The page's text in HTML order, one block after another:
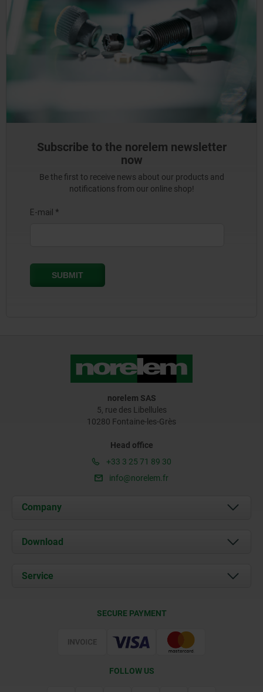
Subscribe to the norelem newsletter
now
Be the first to receive news about our products and
notifications from our online shop!
norelem SAS
5, rue des Libellules
10280 Fontaine-les-Grès
Head office
+33 3 25 71 89 30
info@norelem.fr
Company
About us
Contact
Download
Service
SECURE PAYMENT
FOLLOW US